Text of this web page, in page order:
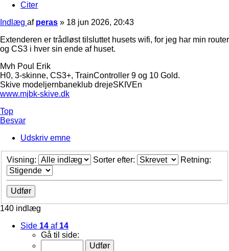
Citer
Indlæg af peras » 18 jun 2026, 20:43
Extenderen er trådløst tilsluttet husets wifi, for jeg har min router
og CS3 i hver sin ende af huset.
Mvh Poul Erik
H0, 3-skinne, CS3+, TrainController 9 og 10 Gold.
Skive modeljernbaneklub drejeSKIVEn
www.mjbk-skive.dk
Top
Besvar
Udskriv emne
Visning: Sorter efter: Retning:
140 indlæg
Side 14 af 14
Gå til side: